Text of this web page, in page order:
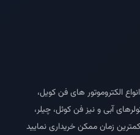
الکتروموتور های فن کویل،
آبی و نیز فن کوئل، چیلر،
زمان ممکن خریداری نمایید